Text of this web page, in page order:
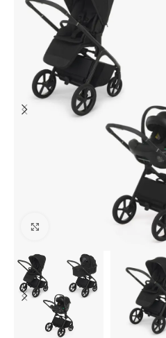
Click to enlarge